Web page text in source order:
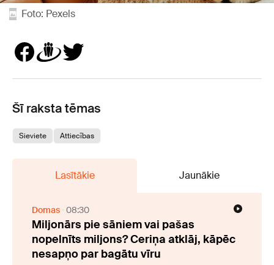
Foto: Pexels
Šī raksta tēmas
Sieviete Attiecības
Lasītākie Jaunākie
Domas 08:30
Miljonārs pie sāniem vai pašas
nopelnīts miljons? Ceriņa atklāj, kāpēc
nesapņo par bagātu vīru